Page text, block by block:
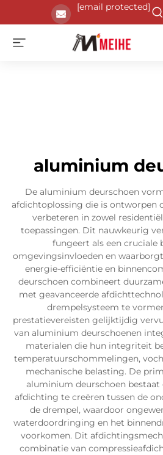
[email protected]
aluminium
De aluminium deurschoen
afdichtoplossing die is ontworpen
verbeteren in zowel
toepassingen. Dit nauwkeurig
fungeert als een cruciale
omgevingsinvloeden en
energie-efficiëntie en
deurschoen combineert
met geavanceerde
drempelsysteem te
prestatievereisten gelijktijdig
van aluminium deurschoenen
materialen die hun integriteit
temperatuurschommelingen,
mechanische belasting. De
aluminium deurschoen
afdichting te creëren tussen de
de drempel, waardoor
waterdoordringing en het
voorkomen. Dit
combinatie van